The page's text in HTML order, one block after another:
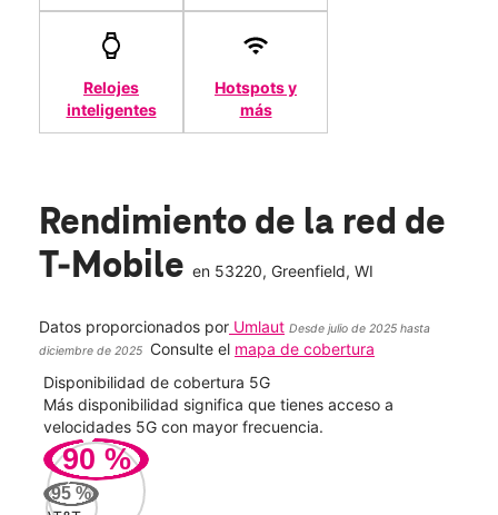
Relojes
inteligentes
Hotspots y
más
Rendimiento de la red de
T-Mobile en 53220, Greenfield, WI
Datos proporcionados por Umlaut Desde julio de 2025 hasta
diciembre de 2025
Consulte el mapa de cobertura
Disponibilidad de cobertura 5G
Más disponibilidad significa que tienes acceso a
velocidades 5G con mayor frecuencia.
90 %
95 %